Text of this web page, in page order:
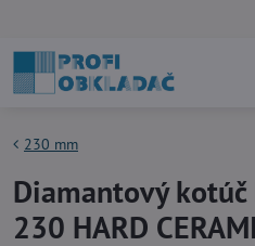
230 mm
Diamantový kotúč
230 HARD